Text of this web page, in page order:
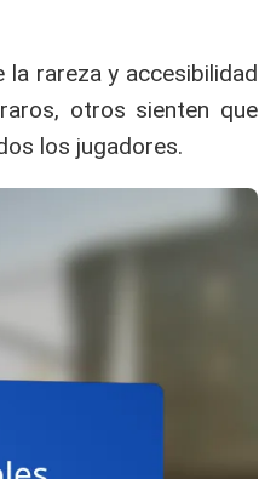
la rareza y accesibilidad
otros sienten que
los jugadores.